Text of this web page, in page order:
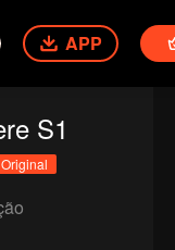
APP
S1
Original